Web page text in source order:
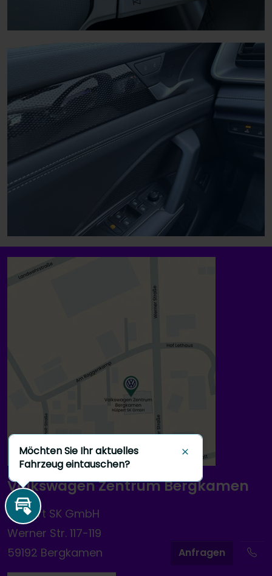
Anfragen
Volkswagen Zentrum Bergkamen
Hülpert SK GmbH
Werner Str. 117-119
59192 Bergkamen
Inzahlungnahme
Möchten Sie Ihr aktuelles
Fahrzeug eintauschen?
Schließen